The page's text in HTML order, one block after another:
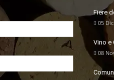
Fiere
05
Vino e
08